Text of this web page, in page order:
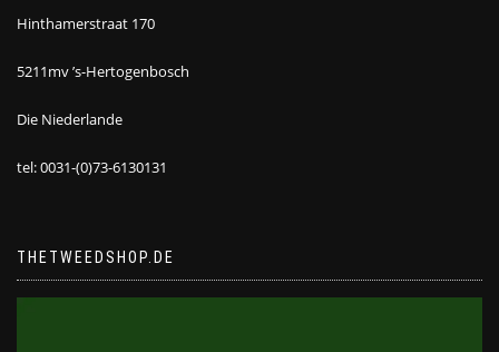
Hinthamerstraat 170
5211mv ’s-Hertogenbosch
Die Niederlande
tel: 0031-(0)73-6130131
THETWEEDSHOP.DE